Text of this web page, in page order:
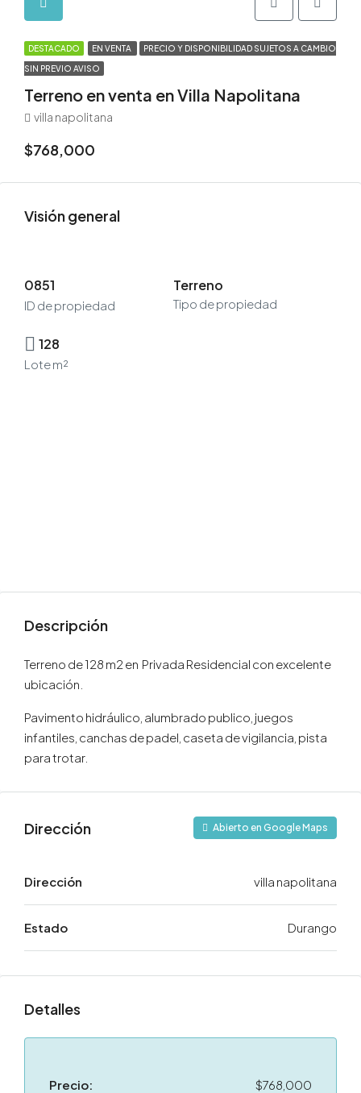
DESTACADO EN VENTA PRECIO Y DISPONIBILIDAD SUJETOS A CAMBIO
SIN PREVIO AVISO
Terreno en venta en Villa Napolitana
villa napolitana
$768,000
Visión general
0851
ID de propiedad
Terreno
Tipo de propiedad
128
Lote m²
Descripción
Terreno de 128 m2 en Privada Residencial con excelente
ubicación.
Pavimento hidráulico, alumbrado publico, juegos
infantiles, canchas de padel, caseta de vigilancia, pista
para trotar.
Dirección Abierto en Google Maps
Dirección villa napolitana
Estado Durango
Detalles
Precio: $768,000